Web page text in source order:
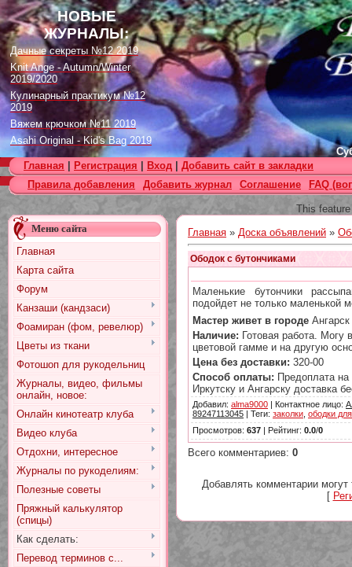
НОВЫЕ
ЖУРНАЛЫ:
Дачные секреты №12 2019
Knit Ange - Autumn/Winter
2019/2020
Кулинарный практикум №12
2019
Вяжем крючком №11 2019
Asahi Original - Kid's Bag 2019
Цветок. Спецвыпуск №4 2019
Designs in Machine Embroidery
№116 2019
Burda Örgü dergisi №2 2019
Loopy Mango Knitting: 34
Fashionable Pieces You Can
Make in a Day
Craft Stamper - January 2020
Главная
Регистрация Вход
Добавить сайт в закладки
Правила добавления
Добавить журнал Соглашение FAQ
This
Меню сайта
Главная
Карта сайта
Форум
Канзаши (кандзаси)
Фоамиран (фом, ревелюр)
Цветы из ткани
Фотошоп для рукодельниц
Журналы, видео, фильмы
онлайн, новое:
Онлайн кинотеатр клуба
Видео клуба
Отдохни, интересное
Журналы по рукоделиям:
Полезные советы
Пряжный калькулятор
(спицы)
Как сделать:
Перевод терминов с...
Главная » Доска объявлений »
Ободок с бутончиками
Маленькие бутончики
подойдет не только маленькой
Мастер живет в городе Ангарск
Наличие: Готовая работа. Могу
цветовой гамме и на другую
Цена без доставки: 320-00
Способ оплаты: Предоплата
Иркутску и Ангарску доставка
Добавил: alma9000 Контактное лицо:
89247113045
Теги: заколки ободки
Просмотров: 637 Рейтинг: 0.0/0
Всего комментариев: 0
Добавлять комментарии могут
[